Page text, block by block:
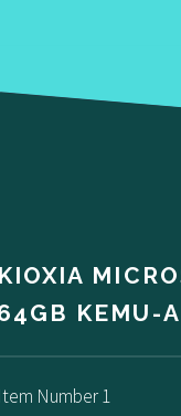
KIOXIA
KEMU-
Item Number 1